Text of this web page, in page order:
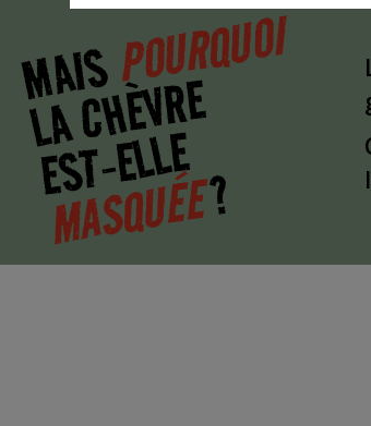
MAISPOURQUOI
LA CHÈVRE
EST-ELLE
MASQUÉE?